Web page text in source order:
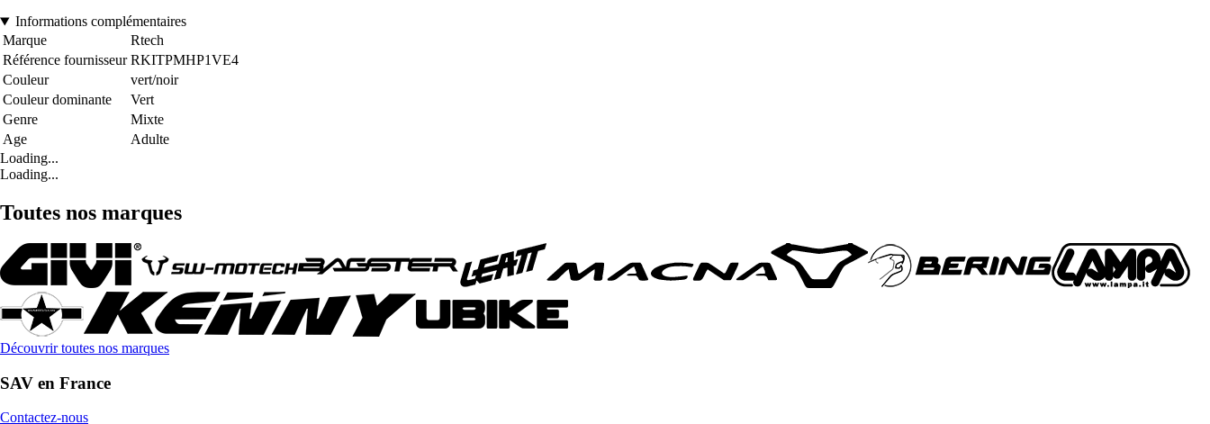
Informations complémentaires
Marque
Rtech
Référence fournisseur RKITPMHP1VE4
Couleur
vert/noir
Couleur dominante
Vert
Genre
Mixte
Age
Adulte
Loading...
Loading...
Toutes nos marques
Découvrir toutes nos marques
SAV en France
Contactez-nous